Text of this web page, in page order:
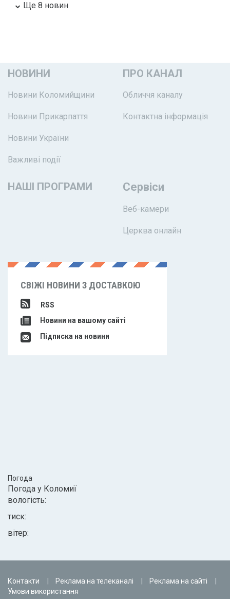
Ще 8 новин
НОВИНИ
Новини Коломийщини
Новини Прикарпаття
Новини України
Важливі події
ПРО КАНАЛ
Обличчя каналу
Контактна інформація
НАШІ ПРОГРАМИ Сервіси
Веб-камери
Церква онлайн
СВІЖІ НОВИНИ З ДОСТАВКОЮ
RSS
Новини на вашому сайті
Підписка на новини
Погода
Погода у Коломиї
вологість:
тиск:
вітер:
Контакти Реклама на телеканалі
Реклама на сайті
Умови використання